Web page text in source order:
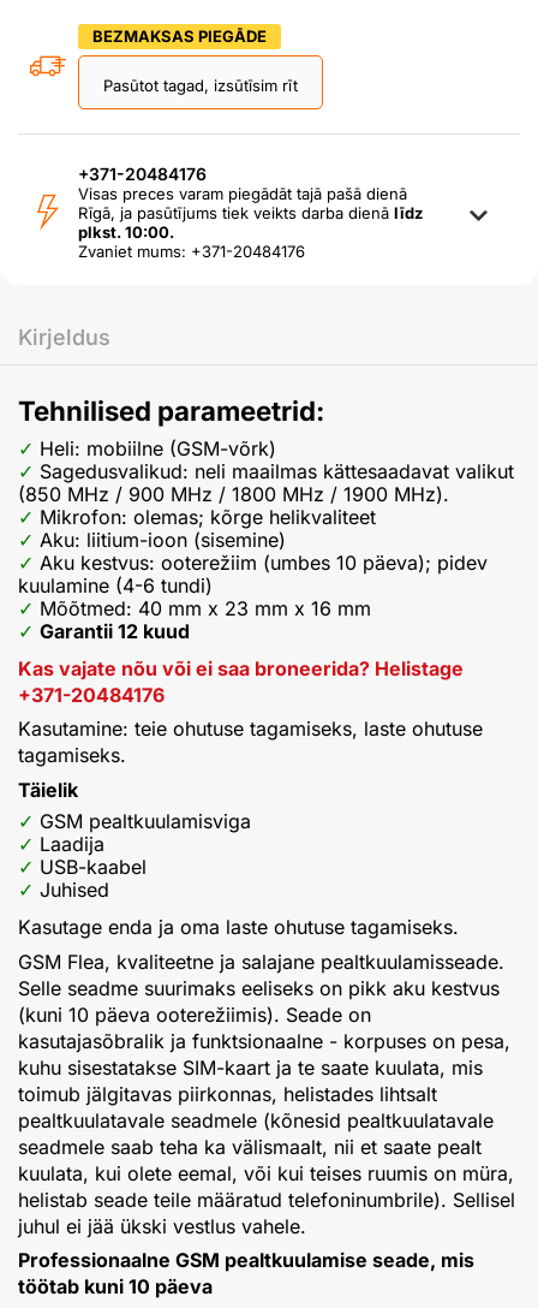
BEZMAKSAS PIEGĀDE
Pasūtot tagad, izsūtīsim rīt
+371-20484176
Visas preces varam piegādāt tajā pašā dienā
Rīgā, ja pasūtījums tiek veikts darba dienā līdz
plkst. 10:00.
Zvaniet mums: +371-20484176
Kirjeldus
Tehnilised parameetrid:
Heli: mobiilne (GSM-võrk)
Sagedusvalikud: neli maailmas kättesaadavat valikut
(850 MHz / 900 MHz / 1800 MHz / 1900 MHz).
Mikrofon: olemas; kõrge helikvaliteet
Aku: liitium-ioon (sisemine)
Aku kestvus: ooterežiim (umbes 10 päeva); pidev
kuulamine (4-6 tundi)
Mõõtmed: 40 mm x 23 mm x 16 mm
Garantii 12 kuud
Kas vajate nõu või ei saa broneerida? Helistage
+371-20484176
Kasutamine: teie ohutuse tagamiseks, laste ohutuse
tagamiseks.
Täielik
GSM pealtkuulamisviga
Laadija
USB-kaabel
Juhised
Kasutage enda ja oma laste ohutuse tagamiseks.
GSM Flea, kvaliteetne ja salajane pealtkuulamisseade.
Selle seadme suurimaks eeliseks on pikk aku kestvus
(kuni 10 päeva ooterežiimis). Seade on
kasutajasõbralik ja funktsionaalne - korpuses on pesa,
kuhu sisestatakse SIM-kaart ja te saate kuulata, mis
toimub jälgitavas piirkonnas, helistades lihtsalt
pealtkuulatavale seadmele (kõnesid pealtkuulatavale
seadmele saab teha ka välismaalt, nii et saate pealt
kuulata, kui olete eemal, või kui teises ruumis on müra,
helistab seade teile määratud telefoninumbrile). Sellisel
juhul ei jää ükski vestlus vahele.
Professionaalne GSM pealtkuulamise seade, mis
töötab kuni 10 päeva